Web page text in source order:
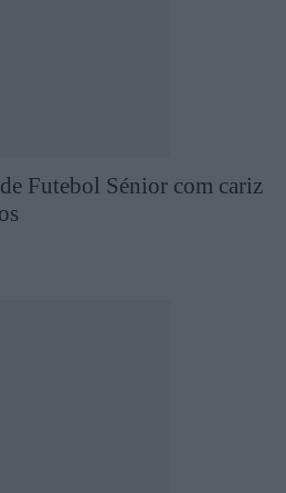
Futebol Sénior com cariz